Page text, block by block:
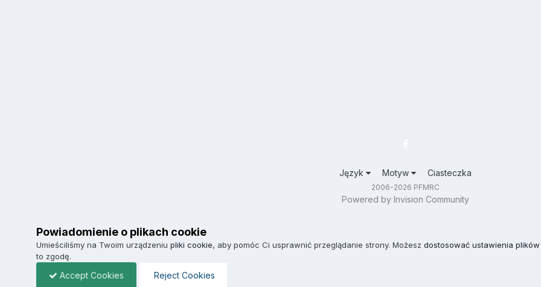
Język Motyw Ciasteczka
2006-2026 PFMRC
Powered by Invision Community
Powiadomienie o plikach cookie
Umieściliśmy na Twoim urządzeniu pliki cookie, aby pomóc Ci usprawnić przeglądanie strony. Możesz dostosować ustawienia
to zgodę.
Accept Cookies Reject Cookies